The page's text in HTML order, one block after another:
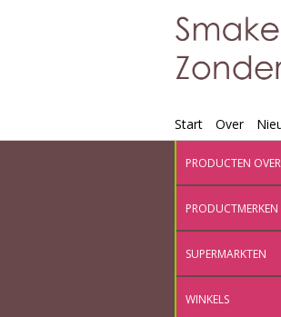
Start Over
PRODUCTEN
PRODUCTMERKEN
SUPERMARKTEN
WINKELS